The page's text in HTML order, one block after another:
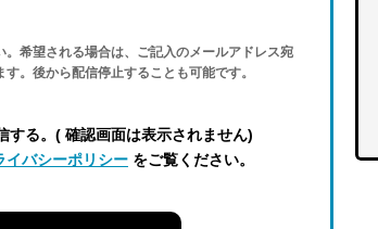
希望される場合は、ご記入のメールアドレス宛
。後から配信停止することも可能です。
する。( 確認画面は表示されません)
イバシーポリシー をご覧ください。